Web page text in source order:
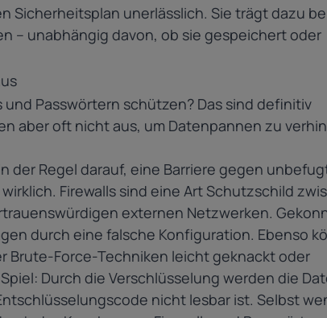
Sicherheitsplan unerlässlich. Sie trägt dazu
– unabhängig davon, ob sie gespeichert oder
Passwörtern schützen? Das sind definitiv
aber oft nicht aus, um Datenpannen zu
der Regel darauf, eine Barriere gegen
Firewalls sind eine Art Schutzschild
externen Netzwerken.
durch eine falsche Konfiguration. Ebenso
Brute-Force-Techniken leicht geknackt oder
Durch die Verschlüsselung werden die
nicht lesbar ist. Selbst